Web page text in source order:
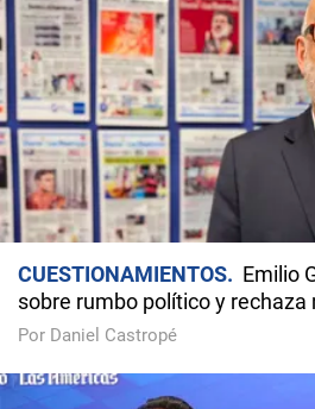
CUESTIONAMIENTOS
Emilio
sobre rumbo político y
Por Daniel Castropé